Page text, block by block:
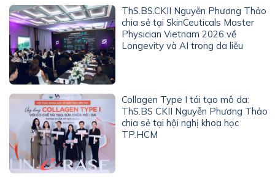
ThS.BS.CKII Nguyễn Phương Thảo
chia sẻ tại SkinCeuticals Master
Physician Vietnam 2026 về
Longevity và AI trong da liễu
Collagen Type I tái tạo mô da:
ThS.BS CKII Nguyễn Phương Thảo
chia sẻ tại hội nghị khoa học
TP.HCM